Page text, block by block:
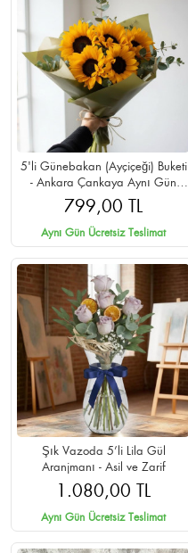
5'li Günebakan (Ayçiçeği) Buketi
- Ankara Çankaya Aynı Gün
Teslimat
799,00 TL
Aynı Gün Ücretsiz Teslimat
Şık Vazoda 5’li Lila Gül
Aranjmanı - Asil ve Zarif
1.080,00 TL
Aynı Gün Ücretsiz Teslimat